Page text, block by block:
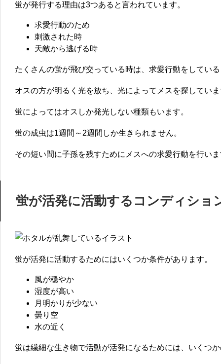
蛍が発行する理由は3つあると言われています。
求愛行動のため
刺激された時
天敵から逃げる時
たくさんの蛍が飛び交っている時は、求愛行動をしてい
オスの方が明るく光を放ち、光によってメスを探してい
蛍によってはオスしか発光しない種類もいます。
蛍の成虫は1週間～2週間しか生きられません。
その短い間に子孫を残すためにメスへの求愛行動を行い
蛍が活発に活動するコンディショ
蛍が活発に活動するためにはいくつか条件があります。
風が穏やか
湿度が高い
月明かりが少ない
曇り空
水の近く
蛍は繊細な生き物で活動が活発になるためには、いくつ